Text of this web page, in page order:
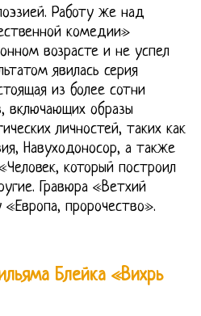
Работу же над
комедии»
возрасте и не успел
явилась серия
из более сотни
включающих образы
личностей, таких как
Навуходоносор, а также
который построил
Гравюра «Ветхий
пророчество».
Блейка «Вихрь